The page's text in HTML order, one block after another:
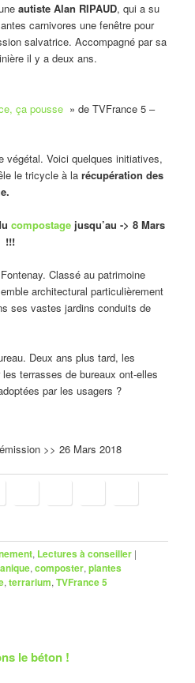
autiste Alan RIPAUD, qui a su
carnivores une fenêtre pour
salvatrice. Accompagné par sa
il y a deux ans.
ça pousse » de TVFrance 5 –
végétal. Voici quelques initiatives,
le tricycle à la récupération des
compostagejusqu’au -> 8 Mars
!!!
Classé au patrimoine
architectural particulièrement
ses vastes jardins conduits de
Deux ans plus tard, les
terrasses de bureaux ont-elles
par les usagers ?
>> 26 Mars 2018
, Lectures à conseiller |
,composter,plantes
,terrarium,TVFrance 5
le béton !